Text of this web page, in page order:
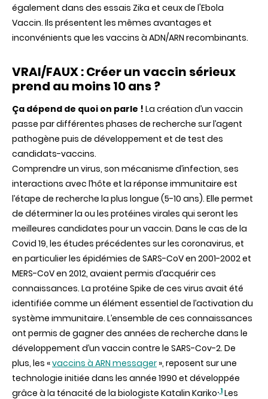
également dans des essais Zika et ceux de l'Ebola
Vaccin. Ils présentent les mêmes avantages et
inconvénients que les vaccins à ADN/ARN recombinants.
VRAI/FAUX : Créer un vaccin sérieux
prend au moins 10 ans ?
Ça dépend de quoi on parle ! La création d’un vaccin
passe par différentes phases de recherche sur l’agent
pathogène puis de développement et de test des
candidats-vaccins.
Comprendre un virus, son mécanisme d’infection, ses
interactions avec l’hôte et la réponse immunitaire est
l’étape de recherche la plus longue (5-10 ans). Elle permet
de déterminer la ou les protéines virales qui seront les
meilleures candidates pour un vaccin. Dans le cas de la
Covid 19, les études précédentes sur les coronavirus, et
en particulier les épidémies de SARS-CoV en 2001-2002 et
MERS-CoV en 2012, avaient permis d’acquérir ces
connaissances. La protéine Spike de ces virus avait été
identifiée comme un élément essentiel de l’activation du
système immunitaire. L’ensemble de ces connaissances
ont permis de gagner des années de recherche dans le
développement d’un vaccin contre le SARS-Cov-2. De
plus, les «vaccins à ARN messager », reposent sur une
technologie initiée dans les année 1990 et développée
grâce à la ténacité de la biologiste Katalin Kariko.1 Les